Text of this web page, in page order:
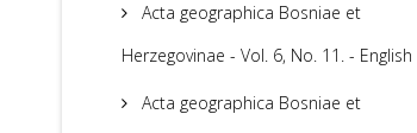
Acta geographica Bosniae et
Herzegovinae - Vol. 6, No. 11. - English
Acta geographica Bosniae et